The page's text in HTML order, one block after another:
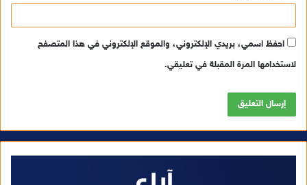
احفظ اسمي، بريدي الإلكتروني، والموقع الإلكتروني في هذا المتصفح
لاستخدامها المرة المقبلة في تعليقي.